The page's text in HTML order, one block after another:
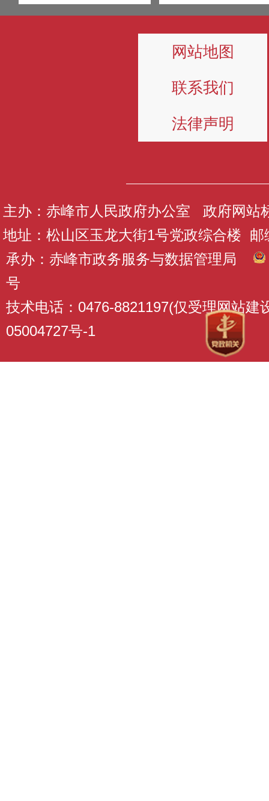
网站地图
联系我们
法律声明
主办：赤峰市人民政府办公室 政府网站
地址：松山区玉龙大街1号党政综合楼 邮
承办：赤峰市政务服务与数据管理局
号
技术电话：0476-8821197(仅受理网站建
05004727号-1